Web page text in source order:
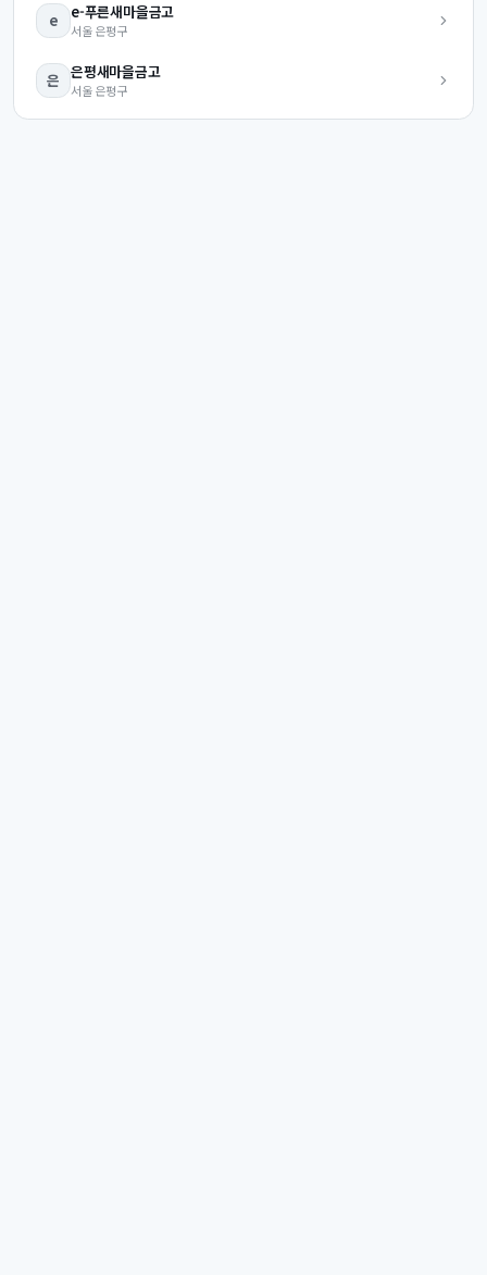
e e-푸른새마을금고
서울 은평구
은 은평새마을금고
서울 은평구